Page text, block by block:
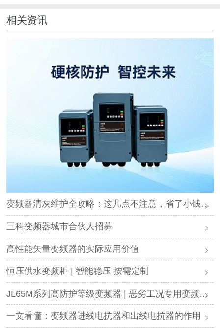
相关资讯
变频器清灰维护全攻略：这几点不注意，省了小钱却可能毁了设备
三科变频器城市合伙人招募
高性能矢量变频器的实际应用价值
恒压供水变频柜 | 智能稳压 按需定制
JL65M系列高防护等级变频器 | 恶劣工况专用变频解决方案
一文看懂：变频器进线电抗器和出线电抗器的作用